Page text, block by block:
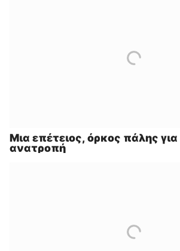
Μια επέτειος, όρκος πάλης
ανατροπή